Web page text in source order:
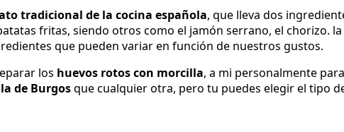
tradicional de la cocina española, que lleva dos
fritas, siendo otros como el jamón serrano, el chorizo.
que pueden variar en función de nuestros gustos.
los huevos rotos con morcilla, a mi personalmente
de Burgosque cualquier otra, pero tu puedes elegir el tipo